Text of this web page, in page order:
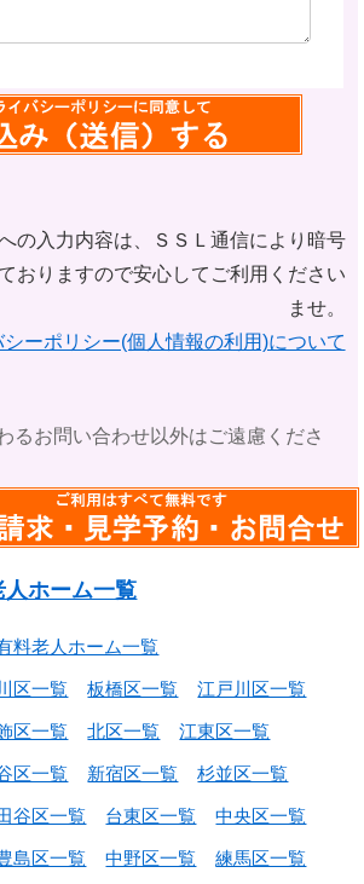
の入力内容は、ＳＳＬ通信により暗号
おりますので安心してご利用ください
ませ。
シーポリシー(個人情報の利用)について
るお問い合わせ以外はご遠慮くださ
ホーム一覧
料老人ホーム一覧
区一覧 板橋区一覧 江戸川区一覧
区一覧 北区一覧 江東区一覧
区一覧 新宿区一覧 杉並区一覧
谷区一覧 台東区一覧 中央区一覧
島区一覧 中野区一覧 練馬区一覧